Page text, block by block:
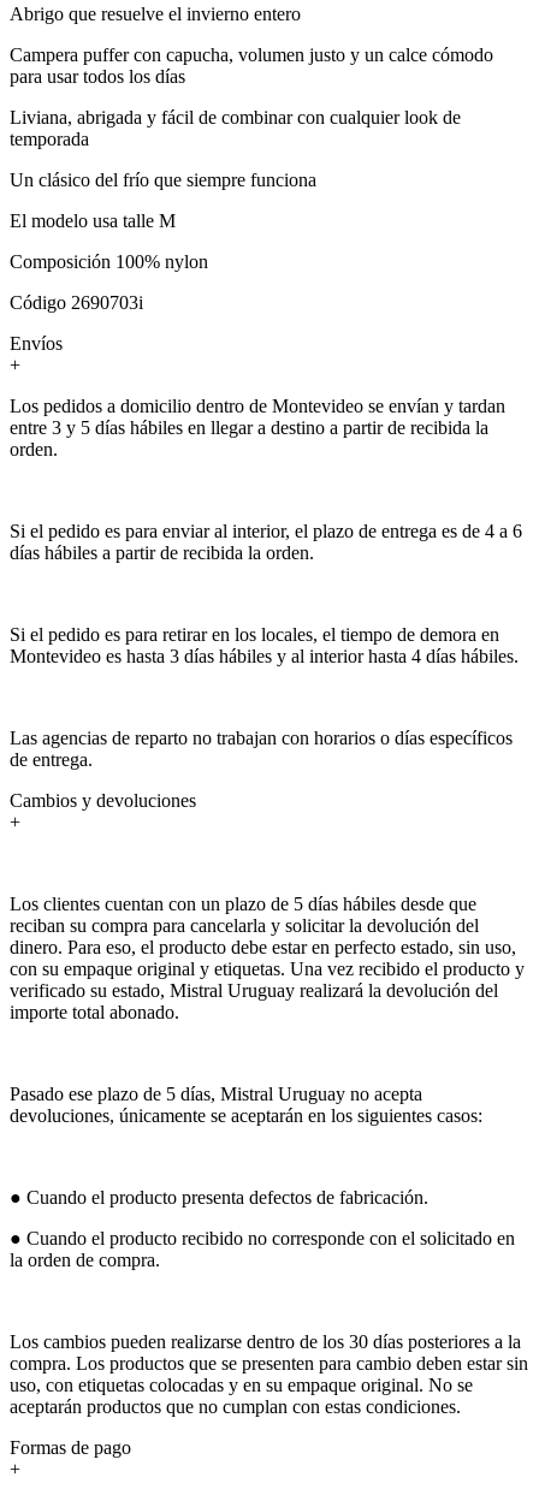
Abrigo que resuelve el invierno entero
Campera puffer con capucha, volumen justo y un calce cómodo
para usar todos los días
Liviana, abrigada y fácil de combinar con cualquier look de
temporada
Un clásico del frío que siempre funciona
El modelo usa talle M
Composición 100% nylon
Código 2690703i
Envíos
+
Los pedidos a domicilio dentro de Montevideo se envían y tardan
entre 3 y 5 días hábiles en llegar a destino a partir de recibida la
orden.
Si el pedido es para enviar al interior, el plazo de entrega es de 4 a 6
días hábiles a partir de recibida la orden.
Si el pedido es para retirar en los locales, el tiempo de demora en
Montevideo es hasta 3 días hábiles y al interior hasta 4 días hábiles.
Las agencias de reparto no trabajan con horarios o días específicos
de entrega.
Cambios y devoluciones
+
Los clientes cuentan con un plazo de 5 días hábiles desde que
reciban su compra para cancelarla y solicitar la devolución del
dinero. Para eso, el producto debe estar en perfecto estado, sin uso,
con su empaque original y etiquetas. Una vez recibido el producto y
verificado su estado, Mistral Uruguay realizará la devolución del
importe total abonado.
Pasado ese plazo de 5 días, Mistral Uruguay no acepta
devoluciones, únicamente se aceptarán en los siguientes casos:
● Cuando el producto presenta defectos de fabricación.
● Cuando el producto recibido no corresponde con el solicitado en
la orden de compra.
Los cambios pueden realizarse dentro de los 30 días posteriores a la
compra. Los productos que se presenten para cambio deben estar sin
uso, con etiquetas colocadas y en su empaque original. No se
aceptarán productos que no cumplan con estas condiciones.
Formas de pago
+